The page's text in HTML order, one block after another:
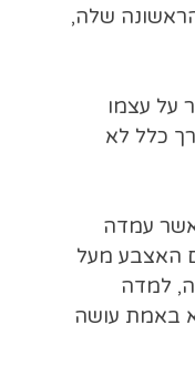
שלה,
על עצמו
כלל לא
עמדה
האצבע מעל
למדה
באמת עושה